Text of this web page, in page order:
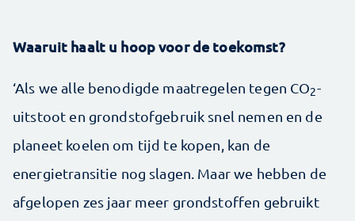
Waaruit haalt u hoop voor de toekomst?
‘Als we alle benodigde maatregelen tegen CO2-
uitstoot en grondstofgebruik snel nemen en de
planeet koelen om tijd te kopen, kan de
energietransitie nog slagen. Maar we hebben de
afgelopen zes jaar meer grondstoffen gebruikt